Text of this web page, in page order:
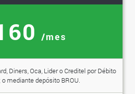
/mes
Diners, Oca, Lider o Creditel por Débito
mediante depósito BROU.